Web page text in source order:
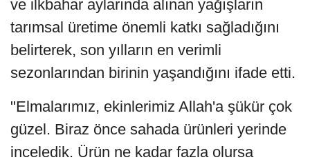
ve ilkbahar aylarında alınan yağışların
tarımsal üretime önemli katkı sağladığını
belirterek, son yılların en verimli
sezonlarından birinin yaşandığını ifade etti.
"Elmalarımız, ekinlerimiz Allah'a şükür çok
güzel. Biraz önce sahada ürünleri yerinde
inceledik. Ürün ne kadar fazla olursa